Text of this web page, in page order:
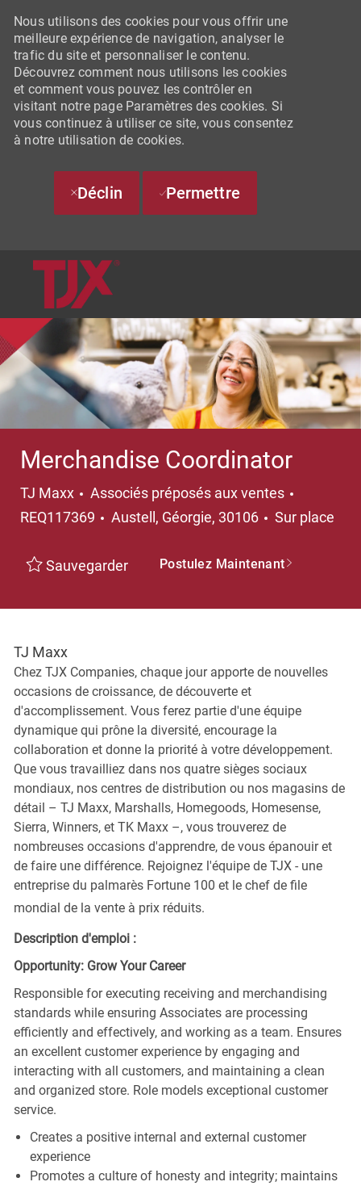
SKIP TO MAIN CONTENT
Nous utilisons des cookies pour vous offrir une
meilleure expérience de navigation, analyser le
trafic du site et personnaliser le contenu.
Découvrez comment nous utilisons les cookies
et comment vous pouvez les contrôler en
visitant notre page Paramètres des cookies. Si
vous continuez à utiliser ce site, vous consentez
à notre utilisation de cookies.
Déclin Permettre
Merchandise Coordinator
TJ Maxx Catégorie
Associés préposés aux ventes
REQ117369
Emplacement
Austell, Géorgie, 30106 Sur place
Sauvegarder Postulez Maintenant
TJ Maxx
Chez TJX Companies, chaque jour apporte de nouvelles
occasions de croissance, de découverte et
d'accomplissement. Vous ferez partie d'une équipe
dynamique qui prône la diversité, encourage la
collaboration et donne la priorité à votre développement.
Que vous travailliez dans nos quatre sièges sociaux
mondiaux, nos centres de distribution ou nos magasins de
détail – TJ Maxx, Marshalls, Homegoods, Homesense,
Sierra, Winners, et TK Maxx –, vous trouverez de
nombreuses occasions d'apprendre, de vous épanouir et
de faire une différence. Rejoignez l'équipe de TJX - une
entreprise du palmarès Fortune 100 et le chef de file
mondial de la vente à prix réduits.
Description d'emploi :
Opportunity: Grow Your Career
Responsible for executing receiving and merchandising
standards while ensuring Associates are processing
efficiently and effectively, and working as a team. Ensures
an excellent customer experience by engaging and
interacting with all customers, and maintaining a clean
and organized store. Role models exceptional customer
service.
Creates a positive internal and external customer
experience
Promotes a culture of honesty and integrity; maintains